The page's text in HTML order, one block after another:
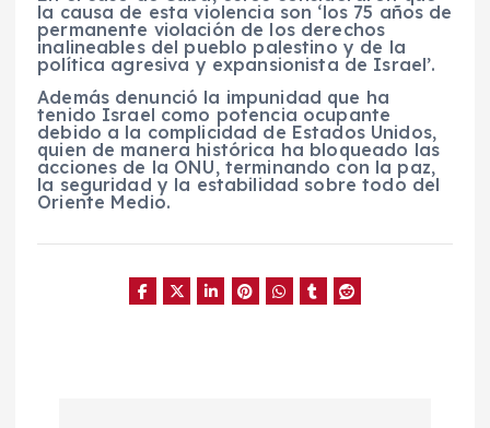
la causa de esta violencia son ‘los 75 años de
permanente violación de los derechos
inalineables del pueblo palestino y de la
política agresiva y expansionista de Israel’.
Además denunció la impunidad que ha
tenido Israel como potencia ocupante
debido a la complicidad de Estados Unidos,
quien de manera histórica ha bloqueado las
acciones de la ONU, terminando con la paz,
la seguridad y la estabilidad sobre todo del
Oriente Medio.